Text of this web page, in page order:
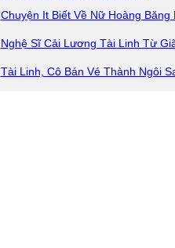
Chuyện It Biết Về Nữ Hoàng
Nghệ Sĩ Cải Lương Tài Linh Từ
Tài Linh, Cô Bán Vé Thành Ngôi